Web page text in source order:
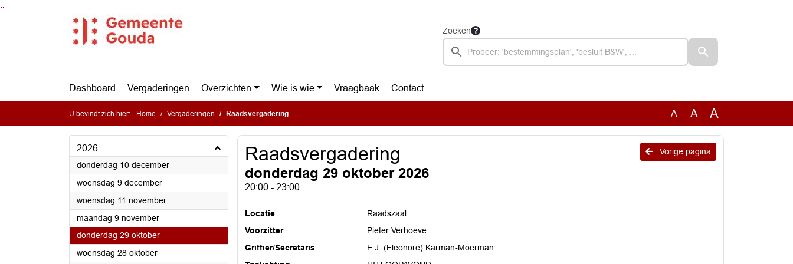
Ga naar de inhoud van deze pagina
Ga naar het zoeken
Ga naar het menu
Zoeken
Dashboard Vergaderingen Overzichten Wie is wie Vraagbaak Contact
U bevindt zich hier: Home Vergaderingen Raadsvergadering A A A
2026
donderdag 10 december2026
woensdag 9 december2026
woensdag 11 november2026
maandag 9 november2026
donderdag 29 oktober2026
woensdag 28 oktober2026
Vorige pagina
Raadsvergadering
donderdag 29 oktober 2026
20:00 - 23:00
Locatie
Raadszaal
Voorzitter
Pieter Verhoeve
Griffier/Secretaris
E.J. (Eleonore) Karman-Moerman